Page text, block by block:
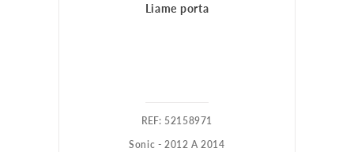
Liame porta
: 52158971
Sonic - 2012 A 2014